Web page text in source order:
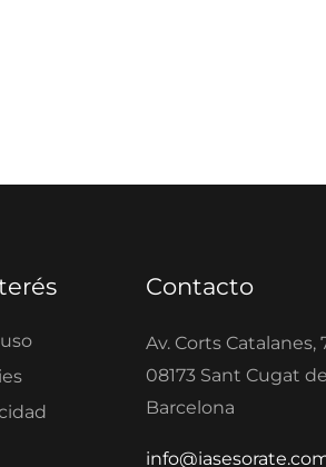
Contacto
Av. Corts Catalanes,
08173 Sant Cugat
Barcelona